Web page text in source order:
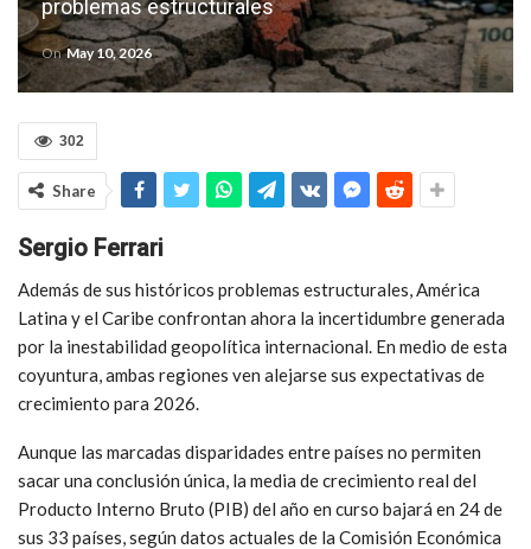
problemas estructurales
OnMay 10, 2026
302
Share
Sergio Ferrari
Además de sus históricos problemas estructurales, América
Latina y el Caribe confrontan ahora la incertidumbre generada
por la inestabilidad geopolítica internacional. En medio de esta
coyuntura, ambas regiones ven alejarse sus expectativas de
crecimiento para 2026.
Aunque las marcadas disparidades entre países no permiten
sacar una conclusión única, la media de crecimiento real del
Producto Interno Bruto (PIB) del año en curso bajará en 24 de
sus 33 países, según datos actuales de la Comisión Económica